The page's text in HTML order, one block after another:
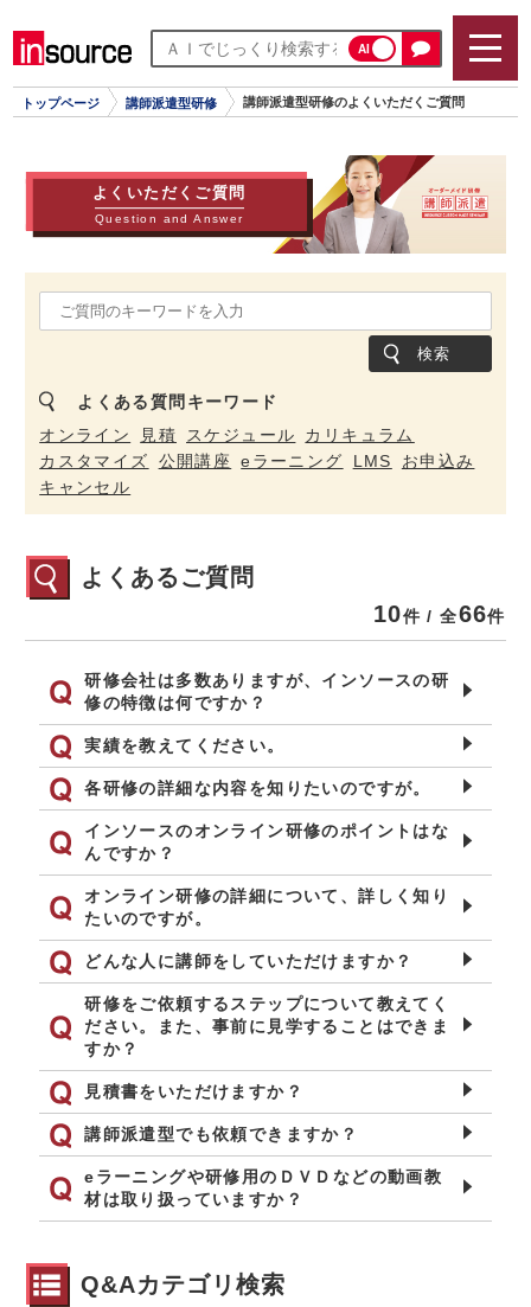
AI
トップページ 講師派遣型研修 講師派遣型研修のよくいただくご質問
よくいただくご質問
Question and Answer
検索
よくある質問キーワード
オンライン
見積 スケジュール
カリキュラム
カスタマイズ
公開講座 eラーニング LMS
お申込み
キャンセル
よくあるご質問
10件 / 全66件
研修会社は多数ありますが、インソースの研
修の特徴は何ですか？
実績を教えてください。
各研修の詳細な内容を知りたいのですが。
インソースのオンライン研修のポイントはな
んですか？
オンライン研修の詳細について、詳しく知り
たいのですが。
どんな人に講師をしていただけますか？
研修をご依頼するステップについて教えてく
ださい。また、事前に見学することはできま
すか？
見積書をいただけますか？
講師派遣型でも依頼できますか？
eラーニングや研修用のＤＶＤなどの動画教
材は取り扱っていますか？
Q&Aカテゴリ検索